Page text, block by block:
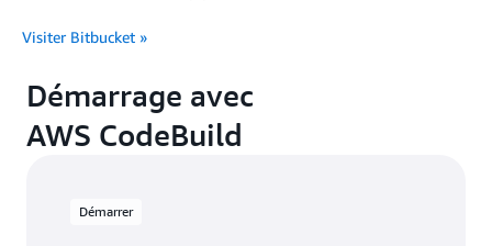
Visiter Bitbucket »
Démarrage avec
AWS CodeBuild
Démarrer